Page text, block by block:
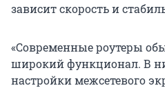
зависит скорость и
«Современные роутеры
широкий функционал. В
настройки межсетевого